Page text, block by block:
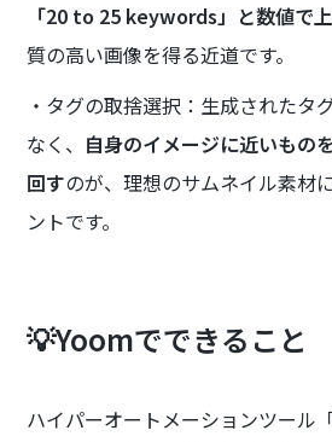
「20 to 25 keywords」と数値で
質の高い画像を得る近道です。
・タグの取捨選択：生成されたタ
なく、 自身のイメージに近いもの
回すのが、理想のサムネイル素材
ントです。
💡Yoomでできること
ハイパーオートメーションツール